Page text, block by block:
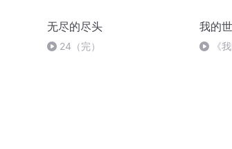
无尽的尽头
24（完）
我的
《